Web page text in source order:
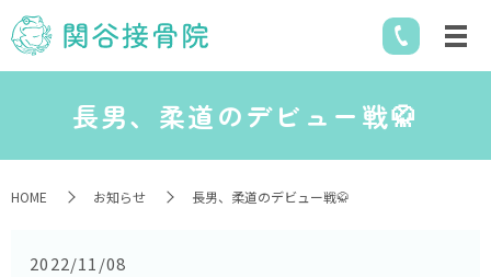
長男、柔道のデビュー戦🥋
HOME お知らせ 長男、柔道のデビュー戦🥋
2022/11/08